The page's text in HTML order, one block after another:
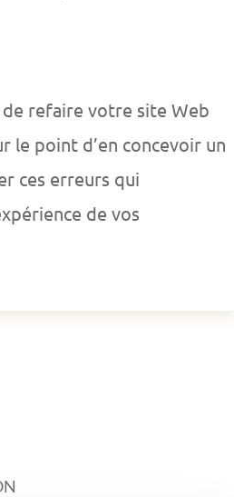
de refaire votre site Web
le point d’en concevoir un
ces erreurs qui
de vos